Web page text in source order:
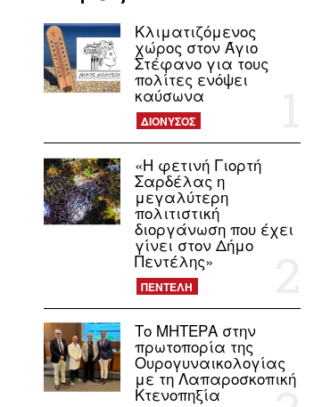
Κλιματιζόμενος
χώρος στον Άγιο
Στέφανο για τους
πολίτες ενόψει
καύσωνα
ΔΙΟΝΥΣΟΣ
«Η φετινή Γιορτή
Σαρδέλας η
μεγαλύτερη
πολιτιστική
διοργάνωση που έχει
γίνει στον Δήμο
Πεντέλης»
ΠΕΝΤΕΛΗ
Το ΜΗΤΕΡΑ στην
πρωτοπορία της
Ουρογυναικολογίας
με τη Λαπαροσκοπική
Κτενοπηξία